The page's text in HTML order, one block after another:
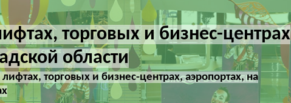
торговых и бизнес-центрах
области
торговых и бизнес-центрах, аэропортах, на